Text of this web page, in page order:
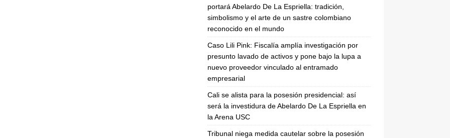
portará Abelardo De La Espriella: tradición,
simbolismo y el arte de un sastre colombiano
reconocido en el mundo
Caso Lili Pink: Fiscalía amplía investigación por
presunto lavado de activos y pone bajo la lupa a
nuevo proveedor vinculado al entramado
empresarial
Cali se alista para la posesión presidencial: así
será la investidura de Abelardo De La Espriella en
la Arena USC
Tribunal niega medida cautelar sobre la posesión